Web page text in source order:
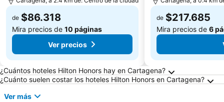
de $86.318
Mira precios de 10 páginas
Ver precios
de $217.685
Mira precios de 6
Preguntas frecuentes sobre Cartagena
¿Cuántos hoteles Hilton Honors hay en Cartagena?
¿Cuánto suelen costar los hoteles Hilton Honors en Cartagena?
Ver más